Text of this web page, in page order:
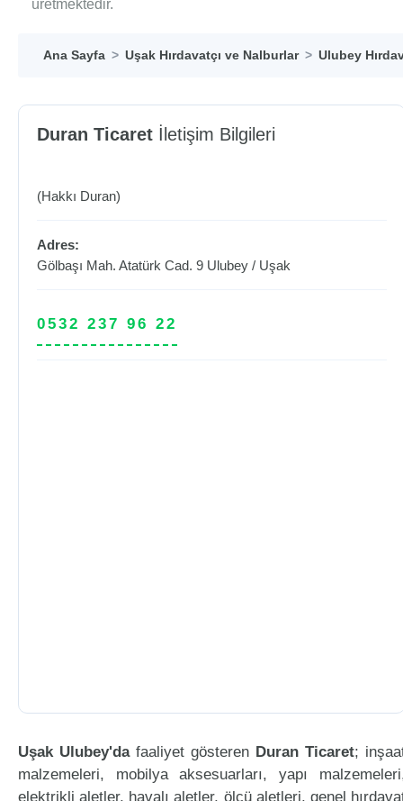
üretmektedir.
Ana Sayfa Uşak Hırdavatçı ve Nalburlar Ulubey
Duran Ticaret İletişim Bilgileri
(Hakkı Duran)
Adres:
Gölbaşı Mah. Atatürk Cad. 9 Ulubey / Uşak
0532 237 96 22
Uşak Ulubey'dafaaliyet gösteren Duran Ticaret;
malzemeleri, mobilya aksesuarları, yapı
elektrikli aletler, havalı aletler, ölçü aletleri, genel